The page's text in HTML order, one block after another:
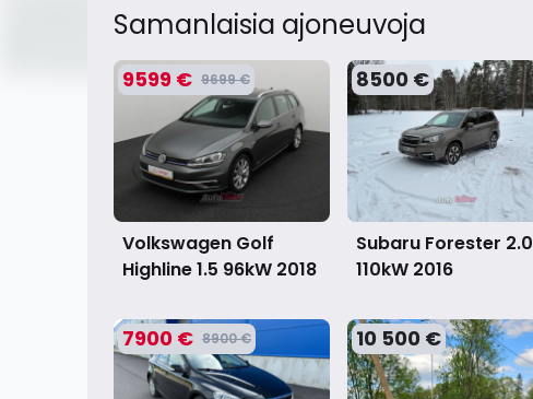
Samanlaisia ​​ajoneuvoja
9599 € 9699 €
Volkswagen Golf
Highline 1.5 96kW 2018
8500 €
Subaru Forester 2.0
110kW 2016
7900 € 8900 € 10 500 €